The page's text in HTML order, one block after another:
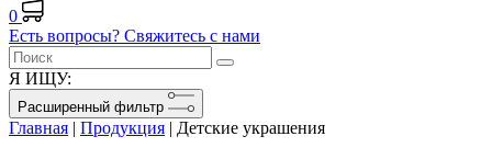
0
Есть вопросы? Свяжитесь с нами
Я ИЩУ:
Расширенный фильтр
Главная | Продукция | Детские украшения